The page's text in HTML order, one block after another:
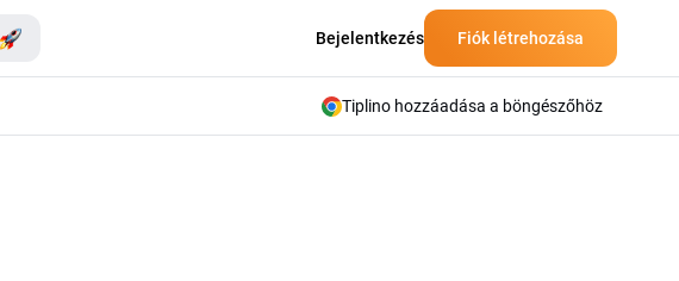
Bejelentkezés Fiók létrehozása
Tiplino hozzáadása a böngészőhöz